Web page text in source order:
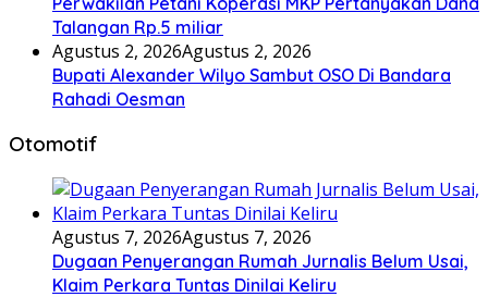
Talangan Rp.5 miliar
Agustus 2, 2026Agustus 2, 2026
Bupati Alexander Wilyo Sambut OSO Di Bandara
Rahadi Oesman
Otomotif
Agustus 7, 2026Agustus 7, 2026
Dugaan Penyerangan Rumah Jurnalis Belum Usai,
Klaim Perkara Tuntas Dinilai Keliru